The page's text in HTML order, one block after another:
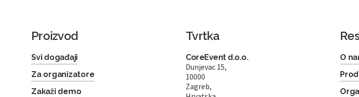
Proizvod
Svi događaji
Za organizatore
Zakaži demo
Tvrtka
CoreEvent d.o.o.
Dunjevac 15,
10000
Zagreb,
O